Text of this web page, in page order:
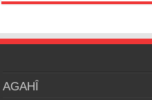
AGAHÎ